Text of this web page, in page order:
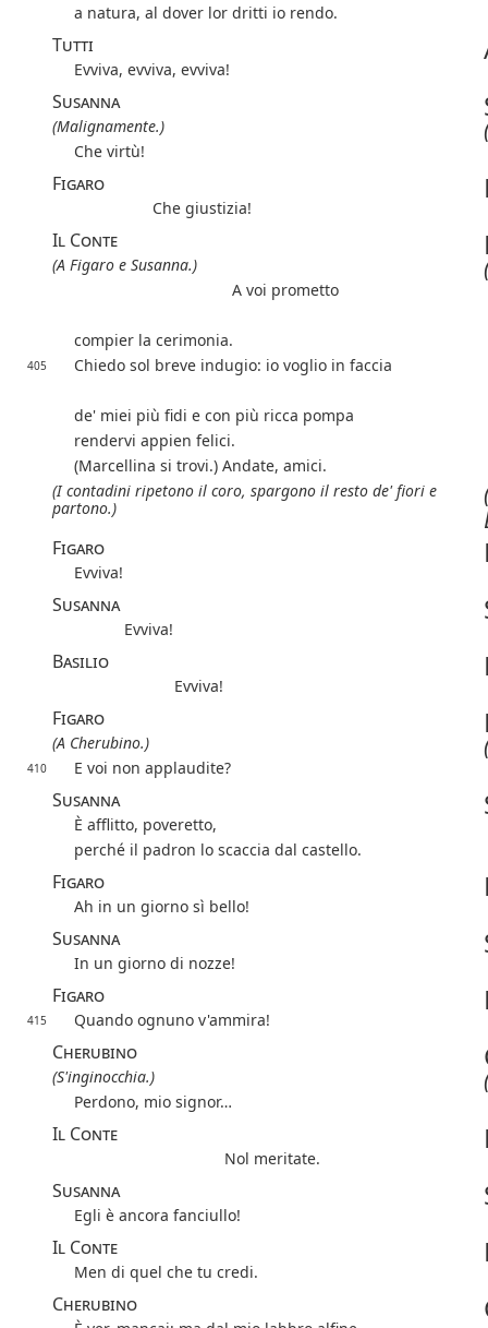
a natura, al dover lor dritti io rendo.
Tutti
Evviva, evviva, evviva!
Susanna
(Malignamente.)
Che virtù!
Figaro
Che giustizia!
Il Conte
(A Figaro e Susanna.)
A voi prometto
compier la cerimonia.
405 Chiedo sol breve indugio: io voglio in faccia
de' miei più fidi e con più ricca pompa
rendervi appien felici.
(Marcellina si trovi.) Andate, amici.
(I contadini ripetono il coro, spargono il resto de' fiori e
partono.)
Figaro
Evviva!
Susanna
Evviva!
Basilio
Evviva!
Figaro
(A Cherubino.)
410 E voi non applaudite?
Susanna
È afflitto, poveretto,
perché il padron lo scaccia dal castello.
Figaro
Ah in un giorno sì bello!
Susanna
In un giorno di nozze!
Figaro
415 Quando ognuno v'ammira!
Cherubino
(S'inginocchia.)
Perdono, mio signor…
Il Conte
Nol meritate.
Susanna
Egli è ancora fanciullo!
Il Conte
Men di quel che tu credi.
Cherubino